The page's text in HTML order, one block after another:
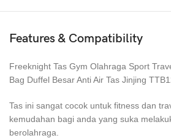
Features & Compatibility
Freeknight Tas Gym Olahraga Sport
Bag Duffel Besar Anti Air Tas Jinjing
Tas ini sangat cocok untuk fitness dan
kemudahan bagi anda yang suka
berolahraga.